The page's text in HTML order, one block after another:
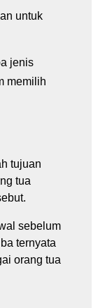
untuk
jenis
memilih
tujuan
tua
sebelum
ternyata
orang tua